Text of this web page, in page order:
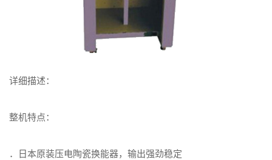
详细描述：
整机特点：
．日本原装压电陶瓷换能器，输出强劲稳定